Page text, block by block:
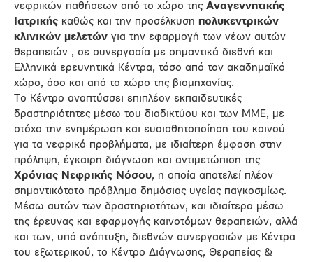
νεφρικών παθήσεων από το χώρο της Αναγεννητικής
Ιατρικής καθώς και την προσέλκυση πολυκεντρικών
κλινικών μελετών για την εφαρμογή των νέων αυτών
θεραπειών , σε συνεργασία με σημαντικά διεθνή και
Ελληνικά ερευνητικά Κέντρα, τόσο από τον ακαδημαϊκό
χώρο, όσο και από το χώρο της βιομηχανίας.
Το Κέντρο αναπτύσσει επιπλέον εκπαιδευτικές
δραστηριότητες μέσω του διαδικτύου και των ΜΜΕ, με
στόχο την ενημέρωση και ευαισθητοποίηση του κοινού
για τα νεφρικά προβλήματα, με ιδιαίτερη έμφαση στην
πρόληψη, έγκαιρη διάγνωση και αντιμετώπιση της
Χρόνιας Νεφρικής Νόσου, η οποία αποτελεί πλέον
σημαντικότατο πρόβλημα δημόσιας υγείας παγκοσμίως.
Μέσω αυτών των δραστηριοτήτων, και ιδιαίτερα μέσω
της έρευνας και εφαρμογής καινοτόμων θεραπειών, αλλά
και των, υπό ανάπτυξη, διεθνών συνεργασιών με Κέντρα
του εξωτερικού, το Κέντρο Διάγνωσης, Θεραπείας &